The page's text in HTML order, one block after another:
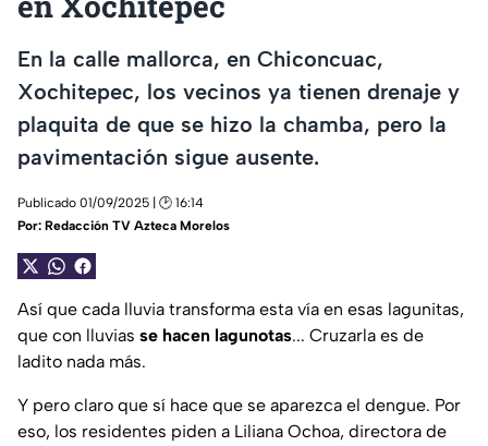
En la calle mallorca, en Chiconcuac,
Xochitepec, los vecinos ya tienen drenaje y
plaquita de que se hizo la chamba, pero la
pavimentación sigue ausente.
Publicado 01/09/2025 | 🕑 16:14
Por: Redacción TV Azteca Morelos
Así que cada lluvia transforma esta vía en esas lagunitas,
que con lluvias se hacen lagunotas... Cruzarla es de
ladito nada más.
Y pero claro que sí hace que se aparezca el dengue. Por
eso, los residentes piden a Liliana Ochoa, directora de